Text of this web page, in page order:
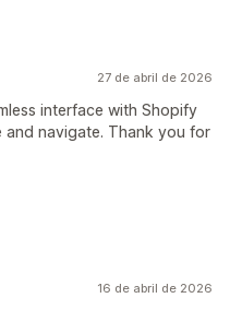
27 de abril de 2026
interface with Shopify
and navigate. Thank you for
16 de abril de 2026